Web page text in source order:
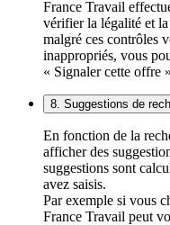
France Travail
vérifier la légalité et
malgré ces contrôles
inappropriés, vous
« Signaler cette offre
8. Suggestions de
En fonction de la
afficher des
suggestions sont
avez saisis.
Par exemple si vous
France Travail peut